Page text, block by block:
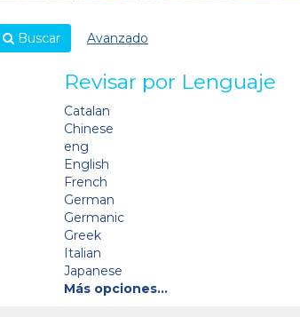
Buscar Avanzado
Revisar por Lenguaje
Catalan
Chinese
eng
English
French
German
Germanic
Greek
Italian
Japanese
Más opciones…